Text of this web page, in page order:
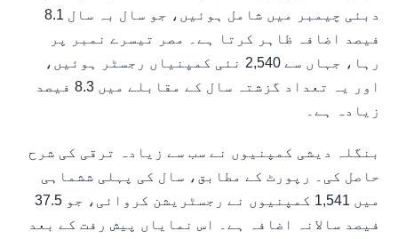
دبئی چیمبر میں شامل ہوئیں، جو سال بہ سال 8.1
فیصد اضافہ ظاہر کرتا ہے۔ مصر تیسرے نمبر پر
رہا، جہاں سے 2,540 نئی کمپنیاں رجسٹر ہوئیں،
اور یہ تعداد گزشتہ سال کے مقابلے میں 8.3 فیصد
زیادہ ہے۔
بنگلہ دیشی کمپنیوں نے سب سے زیادہ ترقی کی شرح
حاصل کی۔ رپورٹ کے مطابق، سال کی پہلی ششماہی
میں 1,541 کمپنیوں نے رجسٹریشن کروائی، جو 37.5
فیصد سالانہ اضافہ ہے۔ اس نمایاں پیش رفت کے بعد